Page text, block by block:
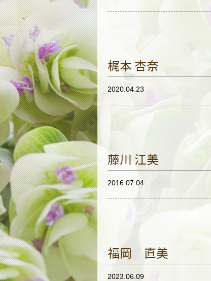
梶本 杏奈
2020.04.23
藤川 江美
2016.07.04
福岡 直美
2023.06.09